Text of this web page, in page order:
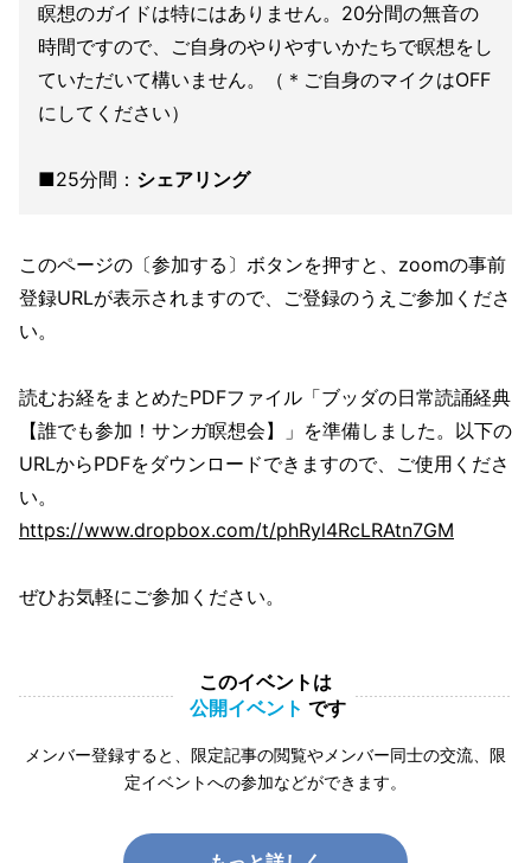
瞑想のガイドは特にはありません。20分間の無音の
時間ですので、ご自身のやりやすいかたちで瞑想をし
ていただいて構いません。（＊ご自身のマイクはOFF
にしてください）
■25分間： シェアリング
このページの〔参加する〕ボタンを押すと、zoomの事前
登録URLが表示されますので、ご登録のうえご参加くださ
い。
読むお経をまとめたPDFファイル「ブッダの日常読誦経典
【誰でも参加！サンガ瞑想会】」を準備しました。以下の
URLからPDFをダウンロードできますので、ご使用くださ
い。
https://www.dropbox.com/t/phRyl4RcLRAtn7GM
ぜひお気軽にご参加ください。
このイベントは
公開イベント です
メンバー登録すると、限定記事の閲覧やメンバー同士の交流、限
定イベントへの参加などができます。